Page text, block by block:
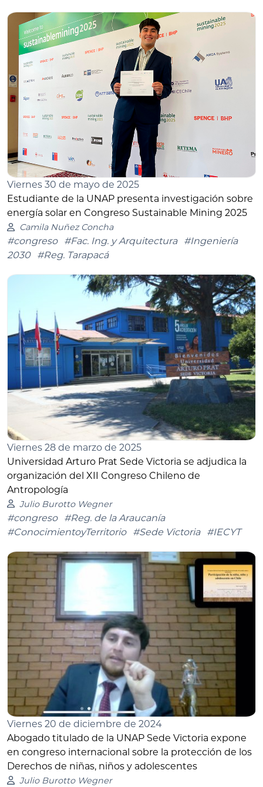
Viernes 30 de mayo de 2025
Estudiante de la UNAP presenta investigación sobre
energía solar en Congreso Sustainable Mining 2025
Camila Nuñez Concha
#congreso #Fac. Ing. y Arquitectura
#Ingeniería
2030
#Reg. Tarapacá
Viernes 28 de marzo de 2025
Universidad Arturo Prat Sede Victoria se adjudica la
organización del XII Congreso Chileno de
Antropología
Julio Burotto Wegner
#congreso
#Reg. de la Araucanía
#ConocimientoyTerritorio
#Sede Victoria #IECYT
Viernes 20 de diciembre de 2024
Abogado titulado de la UNAP Sede Victoria expone
en congreso internacional sobre la protección de los
Derechos de niñas, niños y adolescentes
Julio Burotto Wegner